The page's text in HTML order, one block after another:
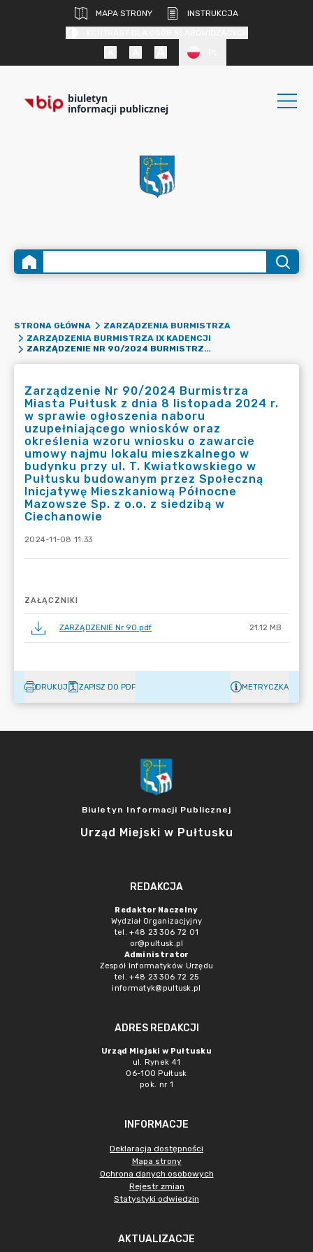
MAPA STRONY
INSTRUKCJA
biuletyn
informacji publicznej
STRONA GŁÓWNA
ZARZĄDZENIA BURMISTRZA
ZARZĄDZENIA BURMISTRZA IX KADENCJI
ZARZĄDZENIE NR 90/2024 BURMISTRZA MIASTA PUŁTUSK Z DNIA 8 LISTOPADA 2024 R. W SPRAWIE OGŁOSZENIA NABORU UZUPEŁNIAJĄCEGO WNIOSKÓW ORAZ OKREŚLENIA WZORU WNIOSKU O ZAWARCIE UMOWY NAJMU LOKALU MIESZKALNEGO W BUDYNKU PRZY UL. T. KWIATKOWSKIEGO W PUŁTUSKU BUDOWANYM PRZEZ SPOŁECZNĄ INICJATYWĘ MIESZKANIOWĄ PÓŁNOCNE MAZOWSZE SP. Z O.O. Z SIEDZIBĄ W CIECHANOWIE
Zarządzenie Nr 90/2024 Burmistrza
Miasta Pułtusk z dnia 8 listopada 2024 r.
w sprawie ogłoszenia naboru
uzupełniającego wniosków oraz
określenia wzoru wniosku o zawarcie
umowy najmu lokalu mieszkalnego w
budynku przy ul. T. Kwiatkowskiego w
Pułtusku budowanym przez Społeczną
Inicjatywę Mieszkaniową Północne
Mazowsze Sp. z o.o. z siedzibą w
Ciechanowie
2024-11-08 11:33
ZAŁĄCZNIKI
ZARZĄDZENIE Nr 90.pdf 21.12 MB
DRUKUJ ZAPISZ DO PDF METRYCZKA
Biuletyn Informacji Publicznej
Urząd Miejski w Pułtusku
REDAKCJA
Redaktor Naczelny
Wydział Organizacjyjny
tel. +48 23 306 72 01
or@pultusk.pl
Administrator
Zespół Informatyków Urzędu
tel. +48 23 306 72 25
informatyk@pultusk.pl
ADRES REDAKCJI
Urząd Miejski w Pułtusku
ul. Rynek 41
06-100 Pułtusk
pok. nr 1
INFORMACJE
Deklaracja dostępności
Mapa strony
Ochrona danych osobowych
Rejestr zmian
Statystyki odwiedzin
AKTUALIZACJE